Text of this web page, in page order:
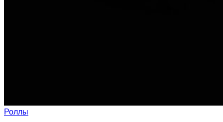
Роллы